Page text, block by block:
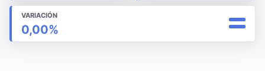
VARIACIÓN
0,00%